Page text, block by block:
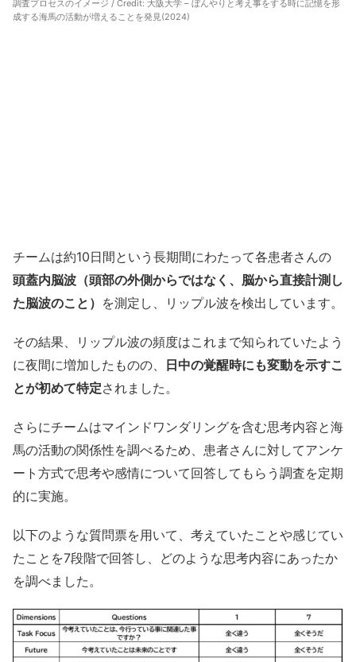
調査プロセスのイメージ / Credit: 大阪大学 – ぼんやりと考え事をする時に記憶を形
成する海馬の活動が増えることを発見(2024)
チームは約10日間という長期間にわたって各患者さんの
頭蓋内脳波（頭部の外側からではなく、脳から直接計測し
た脳波のこと） を測定し、リップル波を検出しています。
その結果、リップル波の頻度はこれまで知られていたよう
に夜間に増加したものの、
日中の覚醒時にも変動を示すこ
とが初めて特定されました。
さらにチームはマインドワンダリングを含む思考内容と海
馬の活動の関係性を調べるため、患者さんに対してアンケ
ート方式で思考や感情について回答してもらう調査を定期
的に実施。
以下のような質問票を用いて、考えていたことや感じてい
たことを7段階で回答し、どのような思考内容にあったか
を調べました。